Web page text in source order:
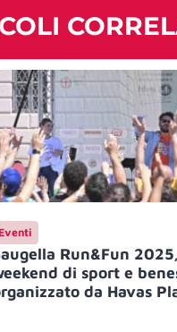
Run&Fun
di sport e
da Havas